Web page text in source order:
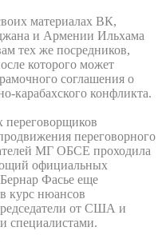
материалах ВК,
и Армении Ильхама
тех же посредников,
которого может
соглашения о
карабахского конфликта.
переговорщиков
переговорного
МГ ОБСЕ проходила
официальных
Фасье еще
курс нюансов
от США и
специалистами.